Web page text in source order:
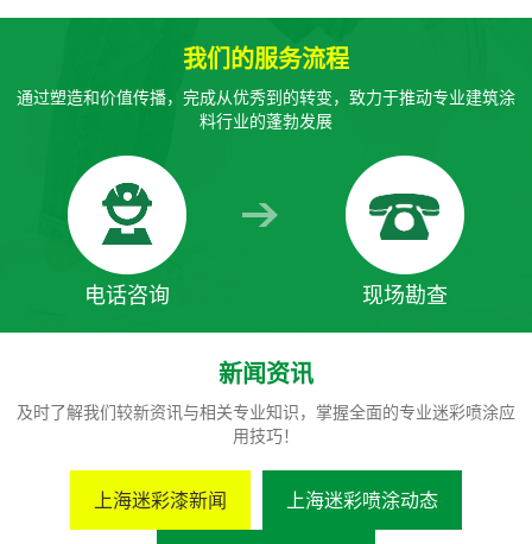
我们的服务流程
通过塑造和价值传播，完成从优秀到的转变，致力于推动专业建筑涂
料行业的蓬勃发展
电话咨询 现场勘查
新闻资讯
及时了解我们较新资讯与相关专业知识，掌握全面的专业迷彩喷涂应
用技巧！
上海迷彩漆新闻 上海迷彩喷涂动态